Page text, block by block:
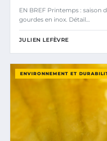
EN BREF Printemps : saison
gourdes en inox. Détail…
JULIEN LEFÈVRE
ENVIRONNEMENT ET